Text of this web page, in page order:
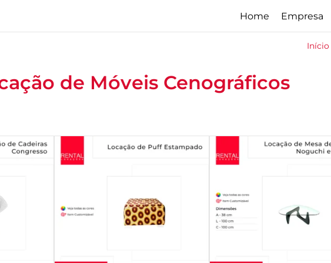
Home Empresa
Início
de Móveis Cenográficos